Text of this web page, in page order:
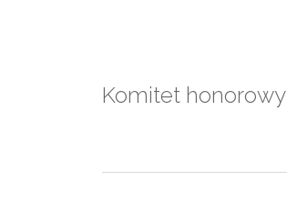
Komitet honorowy